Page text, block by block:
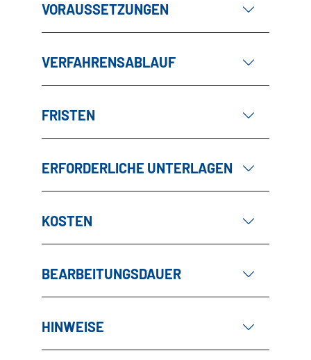
VORAUSSETZUNGEN
VERFAHRENSABLAUF
FRISTEN
ERFORDERLICHE UNTERLAGEN
KOSTEN
BEARBEITUNGSDAUER
HINWEISE